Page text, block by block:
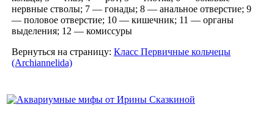
нервные стволы; 7 — гонады; 8 — анальное отверстие; 9
— половое отверстие; 10 — кишечник; 11 — органы
выделения; 12 — комиссуры
Вернуться на страницу: Класс Первичные кольчецы
(Archiannelida)